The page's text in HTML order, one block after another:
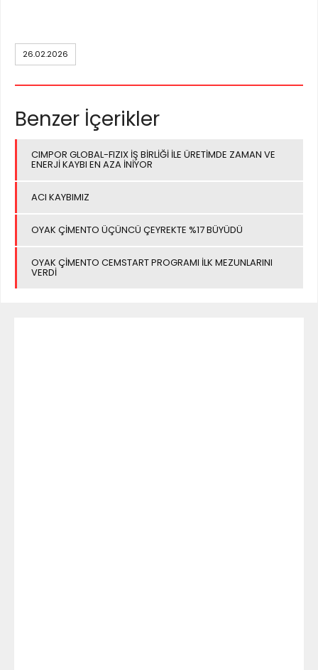
26.02.2026
Benzer İçerikler
CIMPOR GLOBAL-FIZIX İŞ BİRLİĞİ İLE ÜRETİMDE ZAMAN VE
ENERJİ KAYBI EN AZA İNİYOR
ACI KAYBIMIZ
OYAK ÇİMENTO ÜÇÜNCÜ ÇEYREKTE %17 BÜYÜDÜ
OYAK ÇİMENTO CEMSTART PROGRAMI İLK MEZUNLARINI
VERDİ